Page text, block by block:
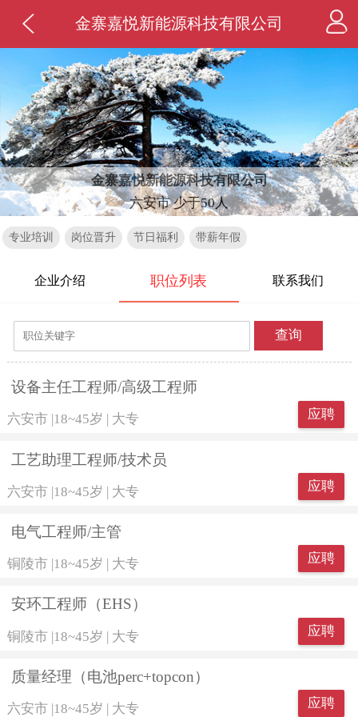
金寨嘉悦新能源科技有限公司
金寨嘉悦新能源科技有限公司
六安市 少于50人
专业培训 岗位晋升 节日福利 带薪年假
企业介绍 职位列表 联系我们
查询
设备主任工程师/高级工程师
六安市 18~45岁 大专 应聘
工艺助理工程师/技术员
六安市 |18~45岁 | 大专 应聘
电气工程师/主管
铜陵市 18~45岁 大专 应聘
安环工程师（EHS）
铜陵市 |18~45岁 | 大专 应聘
质量经理（电池perc+topcon）
六安市 |18~45岁 | 大专 应聘